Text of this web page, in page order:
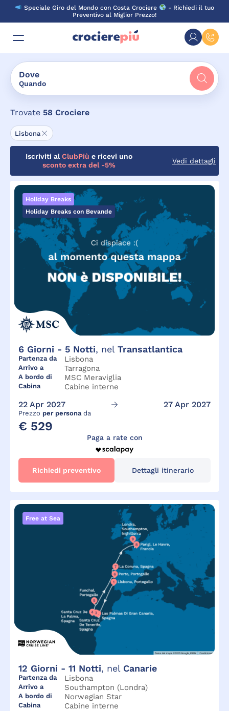
Skip
content
Speciale Giro del Mondo con Costa Crociere
- Richiedi il tuo
Preventivo al Miglior Prezzo!
Trovate 58 Crociere
Dove
Quando
Lisbona
Iscriviti alClubPiù e ricevi uno
sconto extra del -5%
Vedi dettagli
Holiday Breaks
Holiday Breaks con Bevande
6 Giorni - 5 Notti, nel Transatlantica
Partenza da Lisbona
Arrivo a Tarragona
A bordo di MSC Meraviglia
Cabina Cabine interne
22 Apr 2027 27 Apr 2027
Prezzo per personada
€ 529
Paga a rate con
Richiedi preventivo Dettagli itinerario
Free at Sea
12 Giorni - 11 Notti, nel Canarie
Partenza da Lisbona
Arrivo a Southampton (Londra)
A bordo di Norwegian Star
Cabina Cabine interne